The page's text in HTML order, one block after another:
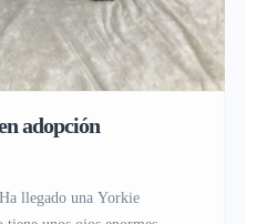
adopción
llegado una Yorkie